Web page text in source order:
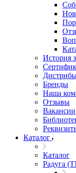
История
Бренды
Наша
Отзывы
Вакансии
Каталог
Каталог
Радуга